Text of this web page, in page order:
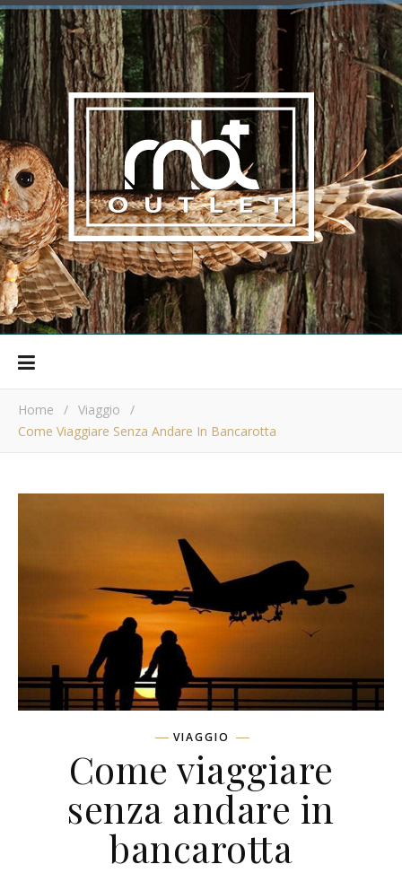
Home / Viaggio
/
Come Viaggiare Senza Andare In Bancarotta
VIAGGIO
Come viaggiare
senza andare in
bancarotta